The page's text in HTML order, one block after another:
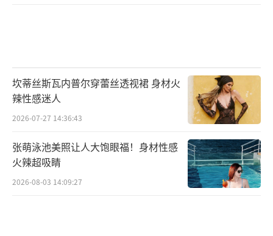
坎蒂丝斯瓦内普尔穿蕾丝透视裙 身材火
辣性感迷人
2026-07-27 14:36:43
张萌泳池美照让人大饱眼福！身材性感
火辣超吸睛
2026-08-03 14:09:27